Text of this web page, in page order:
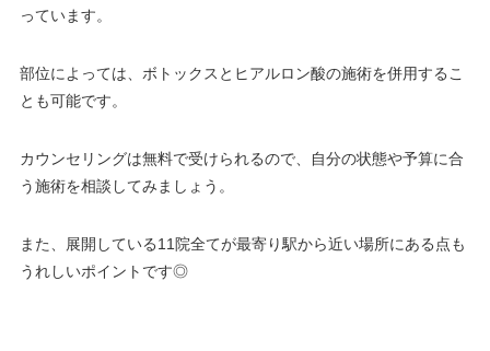
っています。
部位によっては、ボトックスとヒアルロン酸の施術を併用するこ
とも可能です。
カウンセリングは無料で受けられるので、自分の状態や予算に合
う施術を相談してみましょう。
また、展開している11院全てが最寄り駅から近い場所にある点も
うれしいポイントです◎